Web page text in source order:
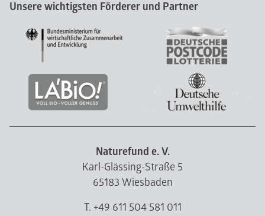
Unsere wichtigsten Förderer und Partner
Naturefund e. V.
Karl-Glässing-Straße 5
65183 Wiesbaden
T. +49 611 504 581 011